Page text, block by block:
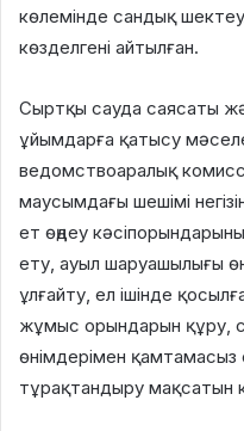
көлемінде сандық
көзделгені айтылған.
Сыртқы сауда саясаты
ұйымдарға қатысу
ведомствоаралық
маусымдағы шешімі
ет өңдеу
ету, ауыл шаруашылығы
ұлғайту, ел ішінде
жұмыс орындарын құру,
өнімдерімен
тұрақтандыру мақсатын